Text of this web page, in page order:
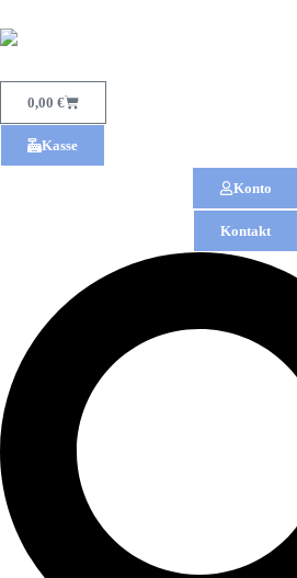
0,00 €
Kasse
Konto
Kontakt